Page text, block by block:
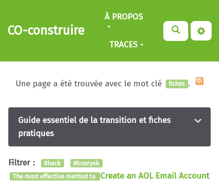
Aller au contenu principal
CO-construire
À PROPOS
TRACES
Une page a été trouvée avec le mot clé fiches .
Guide essentiel de la transition et fiches
pratiques
Filtrer : #hack
#knoryek
The most effective method to Create an AOL Email Account